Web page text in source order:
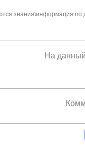
знания\информация по
На